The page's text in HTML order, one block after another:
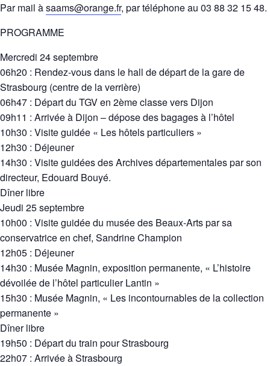
Par mail àsaams@orange.fr, par téléphone au 03 88 32 15 48.
PROGRAMME
Mercredi 24 septembre
06h20 : Rendez-vous dans le hall de départ de la gare de
Strasbourg (centre de la verrière)
06h47 : Départ du TGV en 2ème classe vers Dijon
09h11 : Arrivée à Dijon – dépose des bagages à l’hôtel
10h30 : Visite guidée « Les hôtels particuliers »
12h30 : Déjeuner
14h30 : Visite guidées des Archives départementales par son
directeur, Edouard Bouyé.
Dîner libre
Jeudi 25 septembre
10h00 : Visite guidée du musée des Beaux-Arts par sa
conservatrice en chef, Sandrine Champion
12h05 : Déjeuner
14h30 : Musée Magnin, exposition permanente, « L’histoire
dévoilée de l’hôtel particulier Lantin »
15h30 : Musée Magnin, « Les incontournables de la collection
permanente »
Dîner libre
19h50 : Départ du train pour Strasbourg
22h07 : Arrivée à Strasbourg